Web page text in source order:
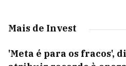
Mais de Invest
'Meta é para os fracos',